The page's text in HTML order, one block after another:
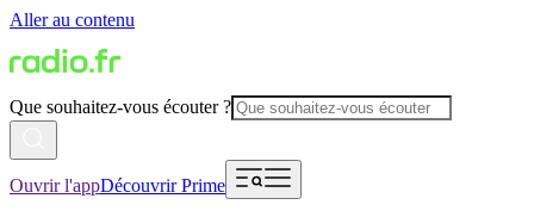
Aller au contenu
Que souhaitez-vous écouter ?
Ouvrir l'appDécouvrir Prime